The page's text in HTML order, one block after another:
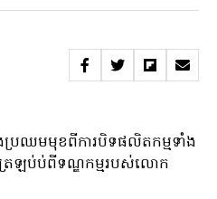
រឈមមុខពីការបិទផលិតកម្មទាំង
ឡប់ប់ពីទណ្ឌកម្មរបស់លោក